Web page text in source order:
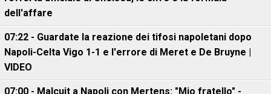
dell'affare
07:22 - Guardate la reazione dei tifosi napoletani dopo
Napoli-Celta Vigo 1-1 e l'errore di Meret e De Bruyne |
VIDEO
07:00 - Malcuit a Napoli con Mertens: "Mio fratello" -